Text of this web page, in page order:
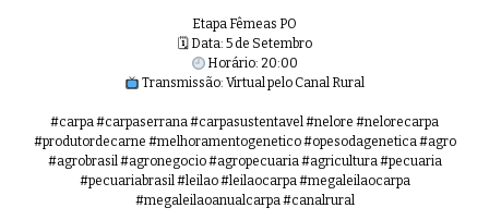
Etapa Fêmeas PO
🗓 Data: 5 de Setembro
Horário: 20:00
Transmissão: Virtual pelo Canal Rural
#carpa #carpaserrana #carpasustentavel #nelore #nelorecarpa
#produtordecarne #melhoramentogenetico #opesodagenetica #agro
#agrobrasil #agronegocio #agropecuaria #agricultura #pecuaria
#pecuariabrasil #leilao #leilaocarpa #megaleilaocarpa
#megaleilaoanualcarpa #canalrural